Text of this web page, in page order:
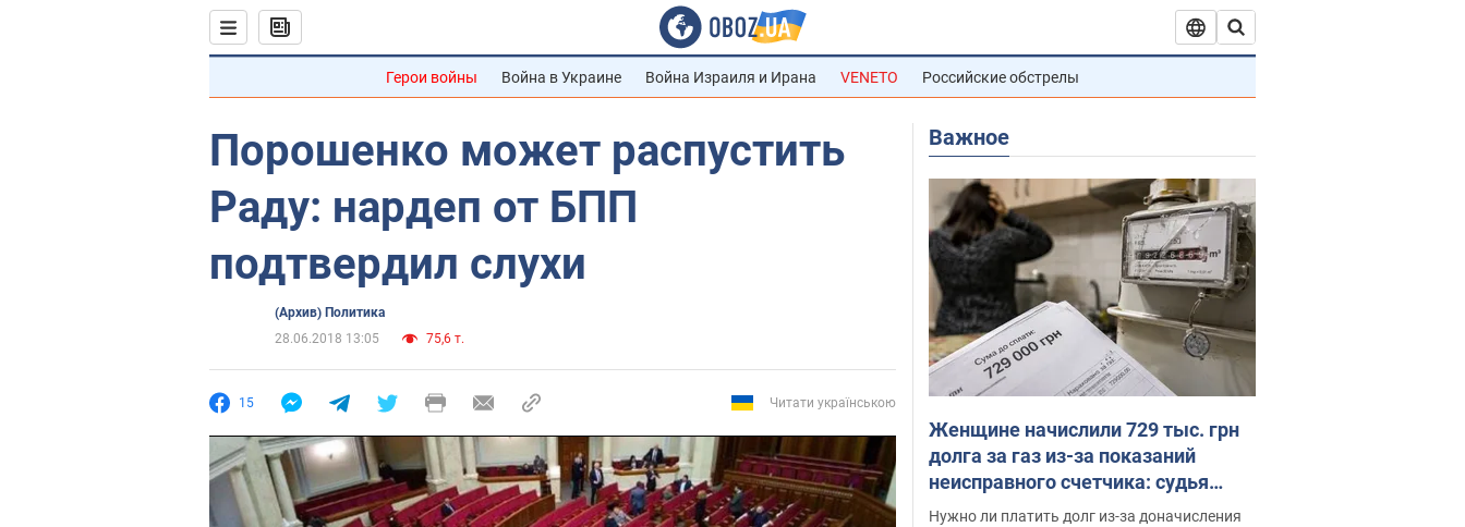
Герои войны Война в Украине Война Израиля и Ирана VENETO Российские обстрелы
Порошенко может распустить
Раду: нардеп от БПП
подтвердил слухи
(Архив) Политика
28.06.2018 13:05
75,6 т.
15 Читати українською
Важное
Женщине начислили 729 тыс. грн
долга за газ из-за показаний
неисправного счетчика: судья
вынес неожиданное решение
Нужно ли платить долг из-за доначисления